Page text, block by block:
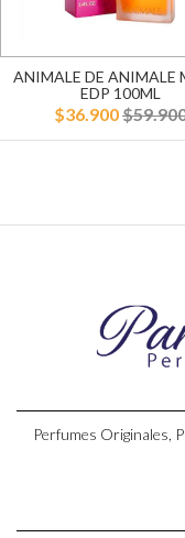
ANIMALE DE ANIMALE
EDP 100ML
$36.900
Perfumes Originales,